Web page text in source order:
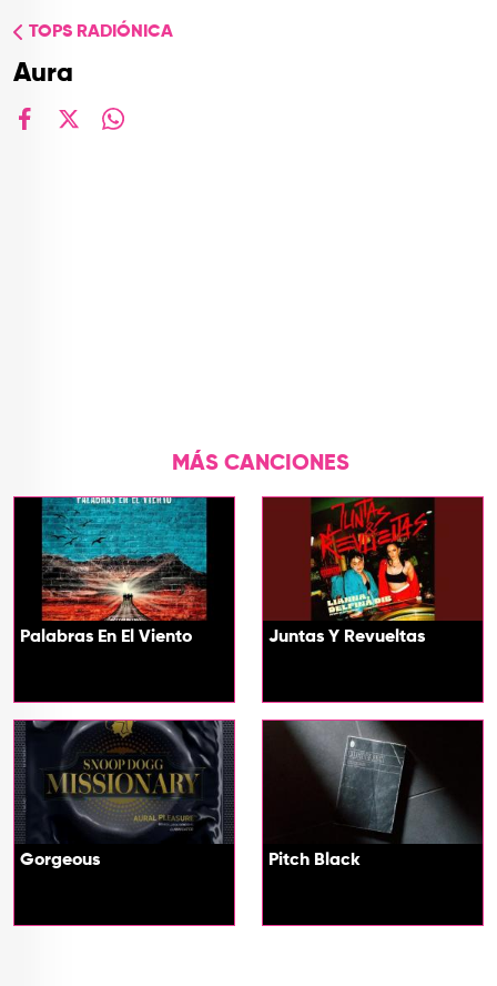
TOPS RADIÓNICA
Aura
MÁS CANCIONES
Palabras En El Viento Juntas Y Revueltas
Gorgeous Pitch Black